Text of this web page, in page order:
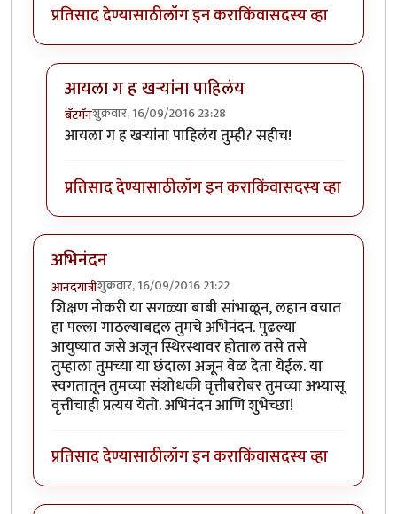
प्रतिसाद देण्यासाठीलॉग इन कराकिंवासदस्य व्हा
आयला ग ह खर्‍यांना पाहिलंय
बॅटमॅनशुक्रवार, 16/09/2016 23:28
In reply toलेख आवडलाbyरमेश आठवले
आयला ग ह खर्‍यांना पाहिलंय तुम्ही? सहीच!
प्रतिसाद देण्यासाठीलॉग इन कराकिंवासदस्य व्हा
अभिनंदन
आनंदयात्रीशुक्रवार, 16/09/2016 21:22
शिक्षण नोकरी या सगळ्या बाबी सांभाळून, लहान वयात
हा पल्ला गाठल्याबद्दल तुमचे अभिनंदन. पुढल्या
आयुष्यात जसे अजून स्थिरस्थावर होताल तसे तसे
तुम्हाला तुमच्या या छंदाला अजून वेळ देता येईल. या
स्वगतातून तुमच्या संशोधकी वृत्तीबरोबर तुमच्या अभ्यासू
वृत्तीचाही प्रत्यय येतो. अभिनंदन आणि शुभेच्छा!
प्रतिसाद देण्यासाठीलॉग इन कराकिंवासदस्य व्हा